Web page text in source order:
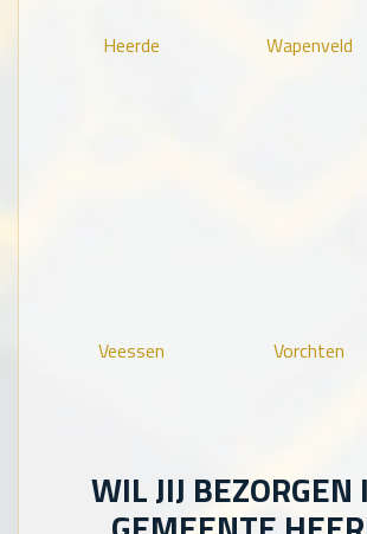
Heerde Wapenveld
Veessen Vorchten
WIL JIJ BEZORGEN